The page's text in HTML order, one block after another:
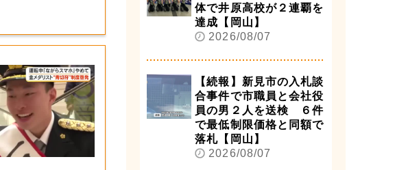
体で井原高校が２連覇を
達成【岡山】
2026/08/07
【続報】新見市の入札談
合事件で市職員と会社役
員の男２人を送検 ６件
で最低制限価格と同額で
落札【岡山】
2026/08/07